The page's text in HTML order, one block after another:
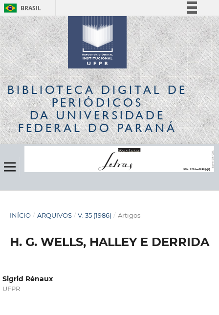
BRASIL
Simplifique!
Comunica BR
Participe
Acesso à informação
Legislação
Canais
BIBLIOTECA DIGITALDE
PERIÓDICOS
DA UNIVERSIDADE
FEDERAL DO PARANÁ
INÍCIO / ARQUIVOS / V. 35 (1986) / Artigos
H. G. WELLS, HALLEY E DERRIDA
Sigrid Rénaux
UFPR